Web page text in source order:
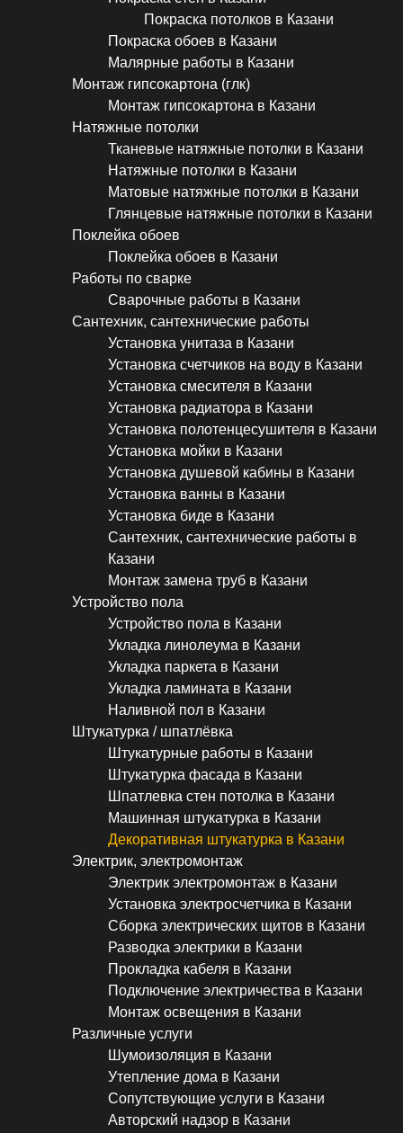
Покраска потолков в Казани
Покраска обоев в Казани
Малярные работы в Казани
Монтаж гипсокартона (глк)
Монтаж гипсокартона в Казани
Натяжные потолки
Тканевые натяжные потолки в Казани
Натяжные потолки в Казани
Матовые натяжные потолки в Казани
Глянцевые натяжные потолки в Казани
Поклейка обоев
Поклейка обоев в Казани
Работы по сварке
Сварочные работы в Казани
Сантехник, сантехнические работы
Установка унитаза в Казани
Установка счетчиков на воду в Казани
Установка смесителя в Казани
Установка радиатора в Казани
Установка полотенцесушителя в Казани
Установка мойки в Казани
Установка душевой кабины в Казани
Установка ванны в Казани
Установка биде в Казани
Сантехник, сантехнические работы в
Казани
Монтаж замена труб в Казани
Устройство пола
Устройство пола в Казани
Укладка линолеума в Казани
Укладка паркета в Казани
Укладка ламината в Казани
Наливной пол в Казани
Штукатурка / шпатлёвка
Штукатурные работы в Казани
Штукатурка фасада в Казани
Шпатлевка стен потолка в Казани
Машинная штукатурка в Казани
Декоративная штукатурка в Казани
Электрик, электромонтаж
Электрик электромонтаж в Казани
Установка электросчетчика в Казани
Сборка электрических щитов в Казани
Разводка электрики в Казани
Прокладка кабеля в Казани
Подключение электричества в Казани
Монтаж освещения в Казани
Различные услуги
Шумоизоляция в Казани
Утепление дома в Казани
Сопутствующие услуги в Казани
Авторский надзор в Казани